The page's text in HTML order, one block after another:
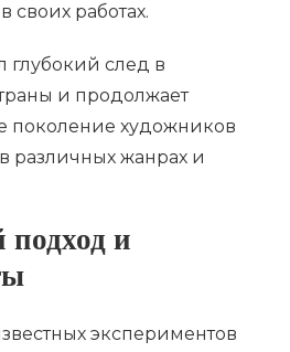
своих работах.
глубокий след в
и продолжает
поколение художников
различных жанрах и
и
экспериментов